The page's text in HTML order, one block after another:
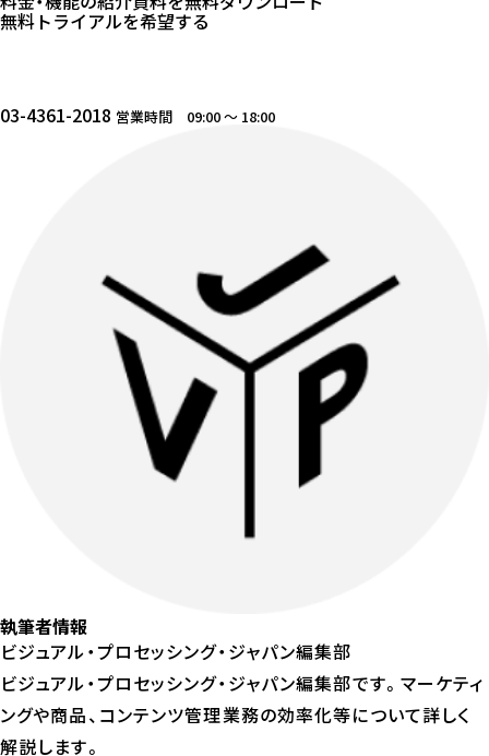
無料トライアルを希望する
03-4361-2018 営業時間 09:00 〜 18:00
執筆者情報
ビジュアル・プロセッシング・ジャパン編集部
ビジュアル・プロセッシング・ジャパン編集部です。マーケティ
ングや商品、コンテンツ管理業務の効率化等について詳しく
解説します。